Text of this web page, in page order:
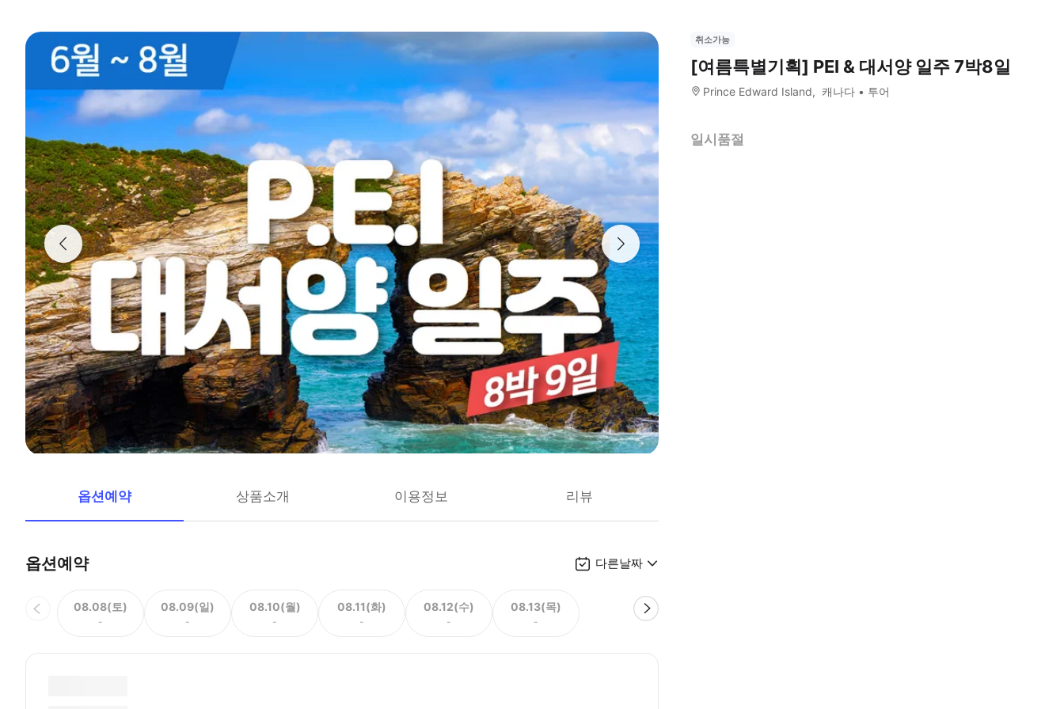
옵션예약 상품소개 이용정보 리뷰
옵션예약 다른날짜
08.08(토)
-
08.09(일)
-
08.10(월)
-
08.11(화)
-
08.12(수)
-
08.13(목)
-
취소가능
[여름특별기획] PEI & 대서양 일주 7박8일
Prince Edward Island 캐나다 투어
일시품절